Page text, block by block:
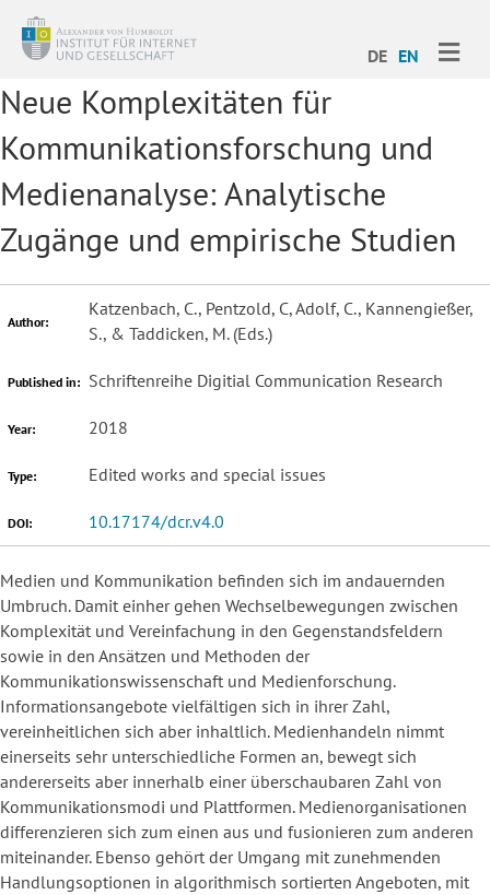
DE EN
Neue Komplexitäten für
Kommunikationsforschung und
Medienanalyse: Analytische
Zugänge und empirische Studien
Author:
Katzenbach, C., Pentzold, C, Adolf, C., Kannengießer,
S., & Taddicken, M. (Eds.)
Published in: Schriftenreihe Digitial Communication Research
Year: 2018
Type: Edited works and special issues
DOI: 10.17174/dcr.v4.0
Medien und Kommunikation befinden sich im andauernden
Umbruch. Damit einher gehen Wechselbewegungen zwischen
Komplexität und Vereinfachung in den Gegenstandsfeldern
sowie in den Ansätzen und Methoden der
Kommunikationswissenschaft und Medienforschung.
Informationsangebote vielfältigen sich in ihrer Zahl,
vereinheitlichen sich aber inhaltlich. Medienhandeln nimmt
einerseits sehr unterschiedliche Formen an, bewegt sich
andererseits aber innerhalb einer überschaubaren Zahl von
Kommunikationsmodi und Plattformen. Medienorganisationen
differenzieren sich zum einen aus und fusionieren zum anderen
miteinander. Ebenso gehört der Umgang mit zunehmenden
Handlungsoptionen in algorithmisch sortierten Angeboten, mit